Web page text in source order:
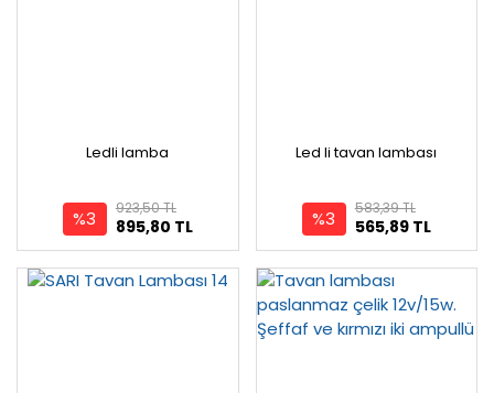
Ledli lamba
%3 895,80 TL
923,50 TL
Led li tavan lambası
%3 565,89 TL
583,39 TL